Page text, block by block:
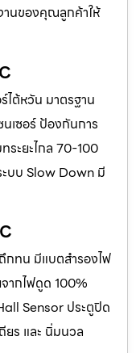
านของคุณลูกค้าให้
ไต้หวัน มาตรฐาน
นเซอร์ ป้องกันการ
ระยะไกล 70-100
ะบบ Slow Down มี
กทน มีแบตสำรองไฟ
ากไฟดูด 100%
Sensor ประตูปิด
ร และ นิ่มนวล